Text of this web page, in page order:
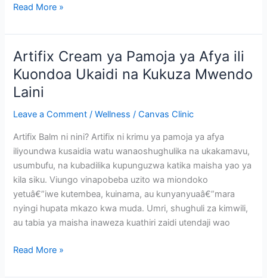
NabDol:Tablet-
reviews-
Price-
Benefits-
Side
Effects-
to
buy-
original
Read More »
Artifix Cream ya Pamoja ya Afya ili
Kuondoa Ukaidi na Kukuza Mwendo
Laini
Leave a Comment /Wellness /Canvas Clinic
Artifix Balm ni nini? Artifix ni krimu ya pamoja ya afya
iliyoundwa kusaidia watu wanaoshughulika na ukakamavu,
usumbufu, na kubadilika kupunguzwa katika maisha yao ya
kila siku. Viungo vinapobeba uzito wa miondoko
yetuâ€”iwe kutembea, kuinama, au kunyanyuaâ€”mara
nyingi hupata mkazo kwa muda. Umri, shughuli za kimwili,
au tabia ya maisha inaweza kuathiri zaidi utendaji wao
Artifix
Read More »